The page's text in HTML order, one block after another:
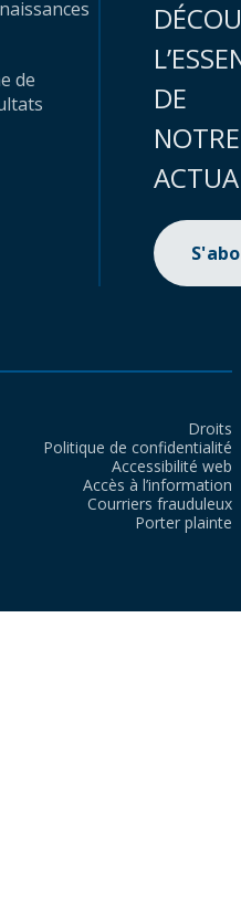
de
DE
NOTRE
Droits
Politique de confidentialité
Accessibilité web
Accès à l’information
Courriers frauduleux
Porter plainte